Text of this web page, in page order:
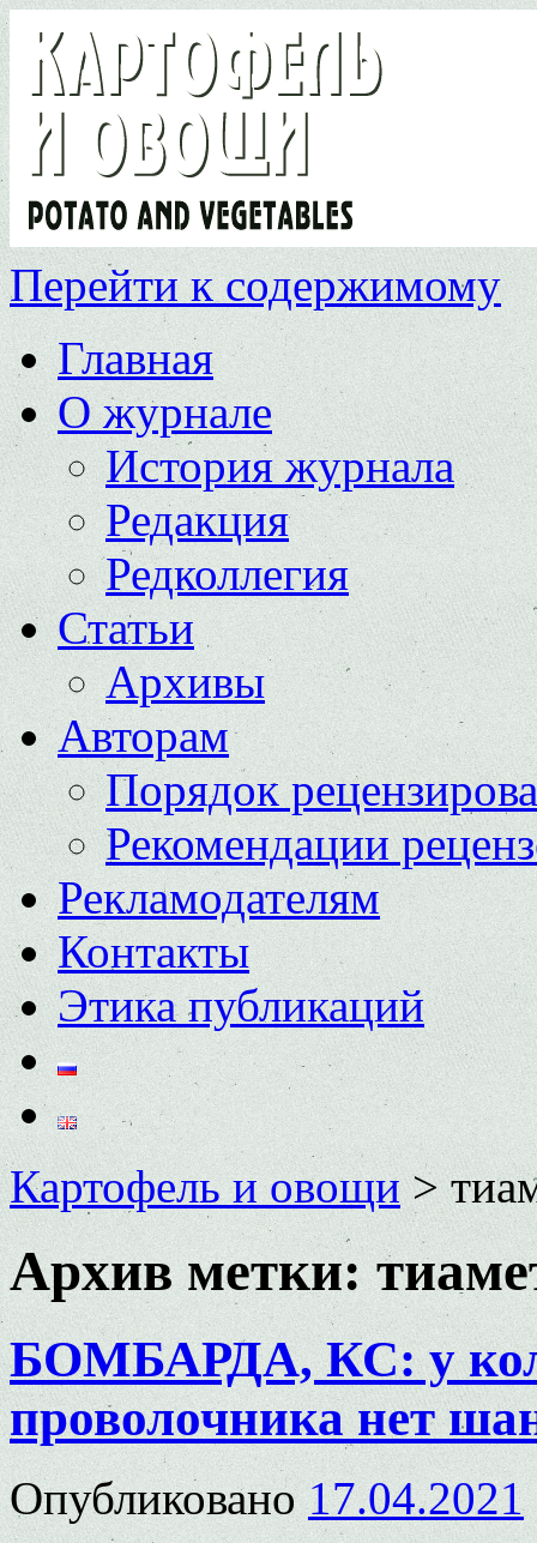
Перейти к содержимому
Главная
О журнале
История журнала
Редакция
Редколлегия
Статьи
Архивы
Авторам
Порядок
Рекомендации
Рекламодателям
Контакты
Этика публикаций
Картофель и овощи>
Архив метки:
БОМБАРДА, КС: у
проволочника нет
Опубликовано 17.04.2021